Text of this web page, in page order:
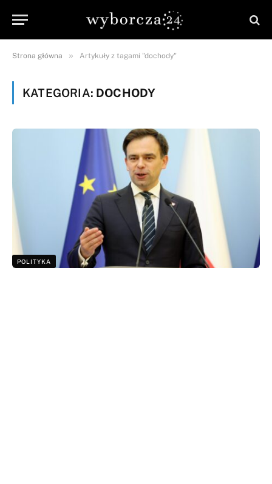
Strona główna » Artykuły z tagami "dochody"
KATEGORIA: DOCHODY
POLITYKA